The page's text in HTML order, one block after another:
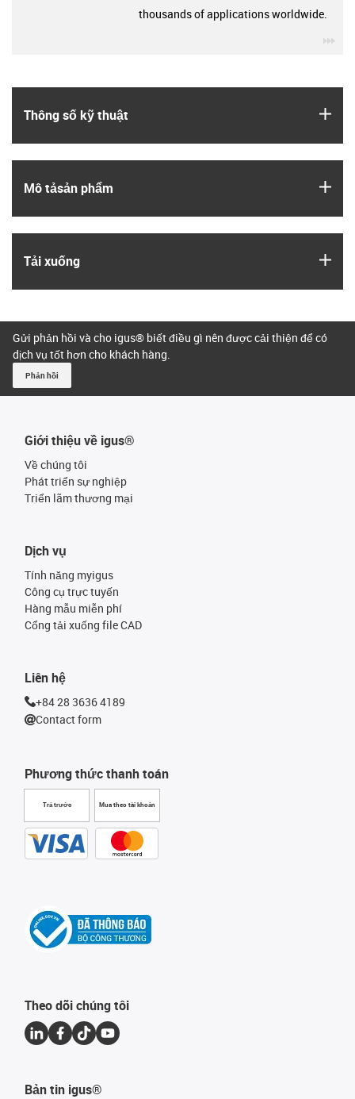
Thông số kỹ thuật
Mô tả­sản phẩm
Tải xuống
thousands of applications worldwide.
Gửi phản hồi và cho igus® biết điều gì nên được cải thiện để có
dịch vụ tốt hơn cho khách hàng.
Phản hồi
Giới thiệu về igus®
Về chúng tôi
Phát triển sự nghiệp
Triển lãm thương mại
Phương thức thanh toán
Trả trước Mua theo tài khoản
Dịch vụ
Tính năng myigus
Công cụ trực tuyến
Hàng mẫu miễn phí
Cổng tải xuống file CAD
Liên hệ
+84 28 3636 4189
Contact form
Theo dõi chúng tôi
Bản tin igus®